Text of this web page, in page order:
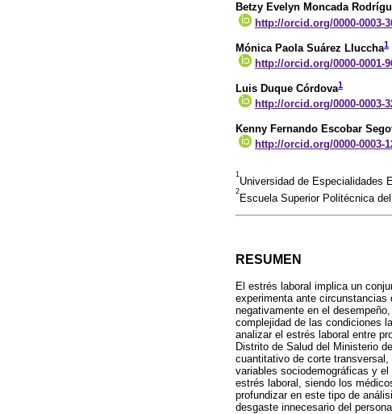
Betzy Evelyn Moncada
http://orcid.org/0000-0003-
Mónica Paola Suárez Lluccha1
http://orcid.org/0000-0001-
Luis Duque Córdova1
http://orcid.org/0000-0003-
Kenny Fernando Escobar
http://orcid.org/0000-0003-
1
Universidad de Especialidades
2
Escuela Superior Politécnica
RESUMEN
El estrés laboral implica un
experimenta ante
negativamente en el
complejidad de las condiciones
analizar el estrés laboral entre
Distrito de Salud del Ministerio
cuantitativo de corte
variables sociodemográficas y
estrés laboral, siendo los
profundizar en este tipo de
desgaste innecesario del